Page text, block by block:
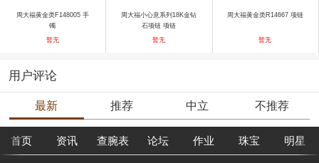
周大福黄金类F148005 手
镯
暂无
周大福小心意系列18K金钻
石项链 项链
暂无
周大福黄金类R14667 项链
暂无
用户评论
最新 推荐 中立 不推荐
首页 资讯 查腕表 论坛 作业 珠宝 明星